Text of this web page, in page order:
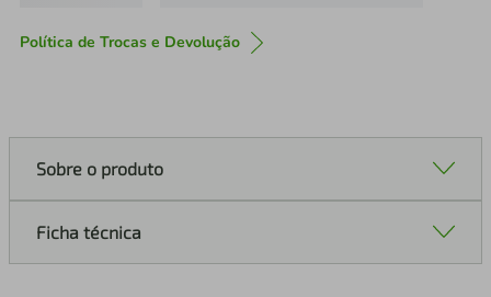
Política de Trocas e Devolução
Sobre o produto
Ficha técnica